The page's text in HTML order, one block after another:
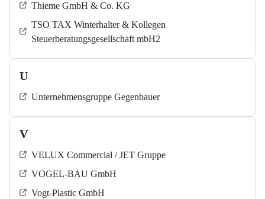
Thieme GmbH & Co. KG
TSO TAX Winterhalter & Kollegen
Steuerberatungsgesellschaft mbH2
U
Unternehmensgruppe Gegenbauer
V
VELUX Commercial / JET Gruppe
VOGEL-BAU GmbH
Vogt-Plastic GmbH